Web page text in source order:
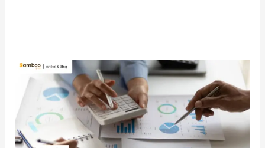
Balance
Sheet:
Pengertian,
Komponen,
Dan